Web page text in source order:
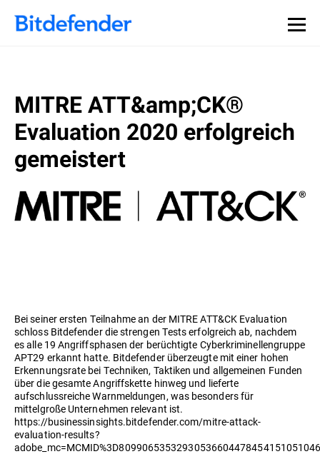
MITRE ATT&amp;CK®
Evaluation 2020 erfolgreich
gemeistert
Bei seiner ersten Teilnahme an der MITRE ATT&CK Evaluation
schloss Bitdefender die strengen Tests erfolgreich ab, nachdem
es alle 19 Angriffsphasen der berüchtigte Cyberkriminellengruppe
APT29 erkannt hatte. Bitdefender überzeugte mit einer hohen
Erkennungsrate bei Techniken, Taktiken und allgemeinen Funden
über die gesamte Angriffskette hinweg und lieferte
aufschlussreiche Warnmeldungen, was besonders für
mittelgroße Unternehmen relevant ist.
https://businessinsights.bitdefender.com/mitre-attack-
evaluation-results?